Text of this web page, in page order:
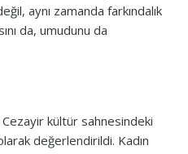
aynı zamanda farkındalık
da, umudunu da
kültür sahnesindeki
değerlendirildi. Kadın